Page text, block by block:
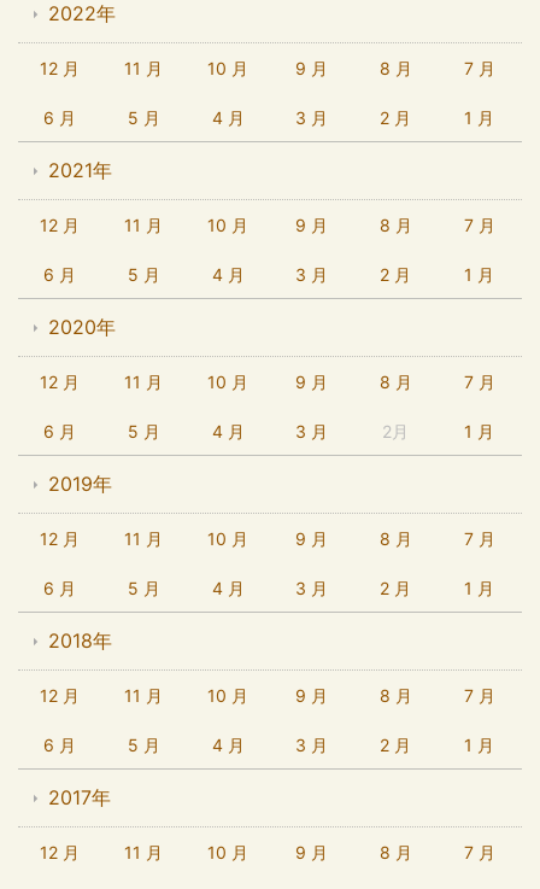
2022年
12 月 11 月 10 月 9 月 8 月 7 月
6 月 5 月 4 月 3 月 2 月 1 月
2021年
12 月 11 月 10 月 9 月 8 月 7 月
6 月 5 月 4 月 3 月 2 月 1 月
2020年
12 月 11 月 10 月 9 月 8 月 7 月
6 月 5 月 4 月 3 月 2月 1 月
2019年
12 月 11 月 10 月 9 月 8 月 7 月
6 月 5 月 4 月 3 月 2 月 1 月
2018年
12 月 11 月 10 月 9 月 8 月 7 月
6 月 5 月 4 月 3 月 2 月 1 月
2017年
12 月 11 月 10 月 9 月 8 月 7 月